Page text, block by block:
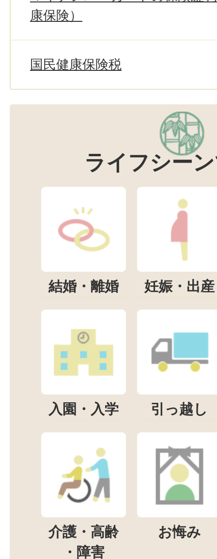
康保険）
国民健康保険税
ライフシー
結婚・離婚 妊娠・出産
入園・入学 引っ越し
介護・高齢
・障害
お悔み